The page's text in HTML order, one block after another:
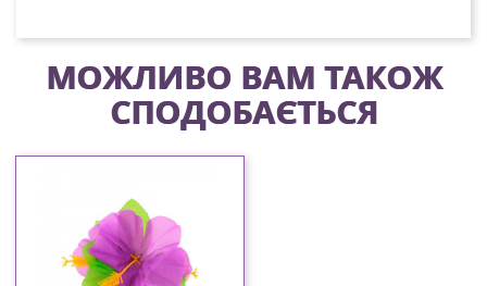
МОЖЛИВО ВАМ ТАКОЖ
СПОДОБАЄТЬСЯ